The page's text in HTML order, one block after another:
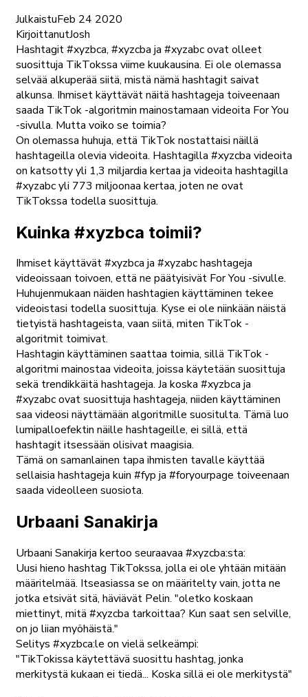
JulkaistuFeb 24 2020
KirjoittanutJosh
Hashtagit #xyzbca, #xyzcba ja #xyzabc ovat olleet
suosittuja TikTokssa viime kuukausina. Ei ole olemassa
selvää alkuperää siitä, mistä nämä hashtagit saivat
alkunsa. Ihmiset käyttävät näitä hashtageja toiveenaan
saada TikTok -algoritmin mainostamaan videoita For You
-sivulla. Mutta voiko se toimia?
On olemassa huhuja, että TikTok nostattaisi näillä
hashtageilla olevia videoita. Hashtagilla #xyzcba videoita
on katsotty yli 1,3 miljardia kertaa ja videoita hashtagilla
#xyzabc yli 773 miljoonaa kertaa, joten ne ovat
TikTokssa todella suosittuja.
Kuinka #xyzbca toimii?
Ihmiset käyttävät #xyzbca ja #xyzabc hashtageja
videoissaan toivoen, että ne päätyisivät For You -sivulle.
Huhujenmukaan näiden hashtagien käyttäminen tekee
videoistasi todella suosittuja. Kyse ei ole niinkään näistä
tietyistä hashtageista, vaan siitä, miten TikTok -
algoritmit toimivat.
Hashtagin käyttäminen saattaa toimia, sillä TikTok -
algoritmi mainostaa videoita, joissa käytetään suosittuja
sekä trendikkäitä hashtageja. Ja koska #xyzbca ja
#xyzabc ovat suosittuja hashtageja, niiden käyttäminen
saa videosi näyttämään algoritmille suositulta. Tämä luo
lumipalloefektin näille hashtageille, ei sillä, että
hashtagit itsessään olisivat maagisia.
Tämä on samanlainen tapa ihmisten tavalle käyttää
sellaisia hashtageja kuin #fyp ja #foryourpage toiveenaan
saada videolleen suosiota.
Urbaani Sanakirja
Urbaani Sanakirja kertoo seuraavaa #xyzcba:sta:
Uusi hieno hashtag TikTokssa, jolla ei ole yhtään mitään
määritelmää. Itseasiassa se on määritelty vain, jotta ne
jotka etsivät sitä, häviävät Pelin. "oletko koskaan
miettinyt, mitä #xyzcba tarkoittaa? Kun saat sen selville,
on jo liian myöhäistä."
Selitys #xyzbca:le on vielä selkeämpi:
"TikTokissa käytettävä suosittu hashtag, jonka
merkitystä kukaan ei tiedä... Koska sillä ei ole merkitystä"